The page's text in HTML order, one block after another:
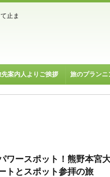
止ま
先案内人よりご挨拶 旅のプランニ
ワースポット！熊野本宮
トとスポット参拝の旅